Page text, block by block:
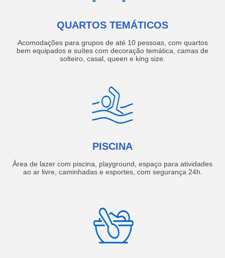
QUARTOS TEMÁTICOS
Acomodações para grupos de até 10 pessoas, com quartos
bem equipados e suítes com decoração temática, camas de
solteiro, casal, queen e king size.
PISCINA
Área de lazer com piscina, playground, espaço para atividades
ao ar livre, caminhadas e esportes, com segurança 24h.